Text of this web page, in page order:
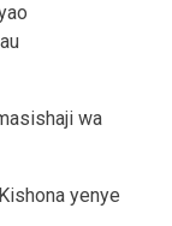
wa
yenye